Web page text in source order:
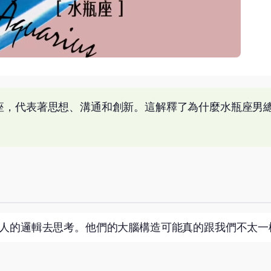
代表著思想、溝通和創新。這解釋了為什麼水瓶座男
的邏輯去思考。他們的大腦構造可能真的跟我們不太